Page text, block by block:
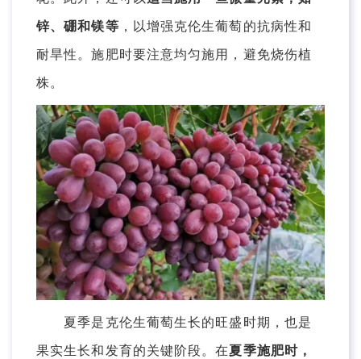
锌、硼和镁等 ，以增强克伦生葡萄的抗病性和
耐旱性。施肥时要注意均匀施用，避免烧伤植
株。
夏季是克伦生葡萄生长的旺盛时期，也是
果实生长和发育的关键阶段。在夏季施肥时，